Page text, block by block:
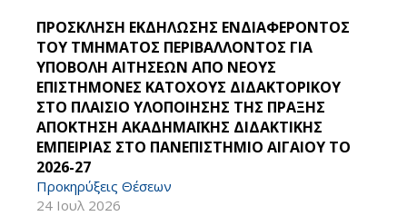
ΠΡΟΣΚΛΗΣΗ ΕΚΔΗΛΩΣΗΣ ΕΝΔΙΑΦΕΡΟΝΤΟΣ
ΤΟΥ ΤΜΗΜΑΤΟΣ ΠΕΡΙΒΑΛΛΟΝΤΟΣ ΓΙΑ
ΥΠΟΒΟΛΗ ΑΙΤΗΣΕΩΝ ΑΠΟ ΝΕΟΥΣ
ΕΠΙΣΤΗΜΟΝΕΣ ΚΑΤΟΧΟΥΣ ΔΙΔΑΚΤΟΡΙΚΟΥ
ΣΤΟ ΠΛΑΙΣΙΟ ΥΛΟΠΟΙΗΣΗΣ ΤΗΣ ΠΡΑΞΗΣ
ΑΠΟΚΤΗΣΗ ΑΚΑΔΗΜΑΪΚΗΣ ΔΙΔΑΚΤΙΚΗΣ
ΕΜΠΕΙΡΙΑΣ ΣΤΟ ΠΑΝΕΠΙΣΤΗΜΙΟ ΑΙΓΑΙΟΥ ΤΟ
2026-27
Προκηρύξεις Θέσεων
24 Ιουλ 2026